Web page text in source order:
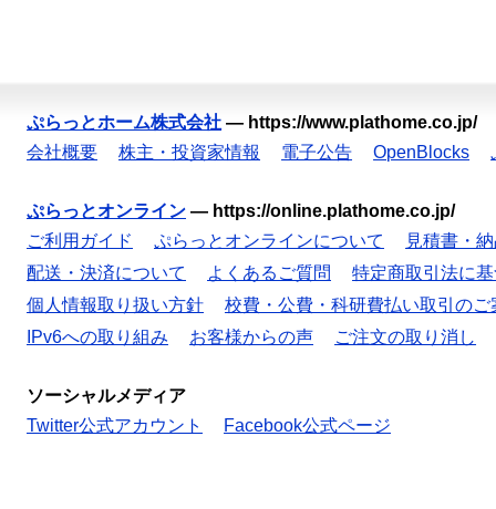
ぷらっとホーム株式会社 — https://www.plathome.co.jp/
会社概要
株主・投資家情報 電子公告 OpenBlocks
ぷらっとオンライン — https://online.plathome.co.jp/
ご利用ガイド
ぷらっとオンラインについて
見積書・
配送・決済について
よくあるご質問
特定商取引法に
個人情報取り扱い方針
校費・公費・科研費払い取引のご
IPv6への取り組み
お客様からの声 ご注文の取り消し
ソーシャルメディア
Twitter公式アカウント
Facebook公式ページ